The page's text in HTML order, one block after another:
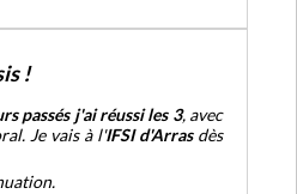
!
passés j'ai réussi les 3, avec
Je vais à l'IFSI d'Arrasdès